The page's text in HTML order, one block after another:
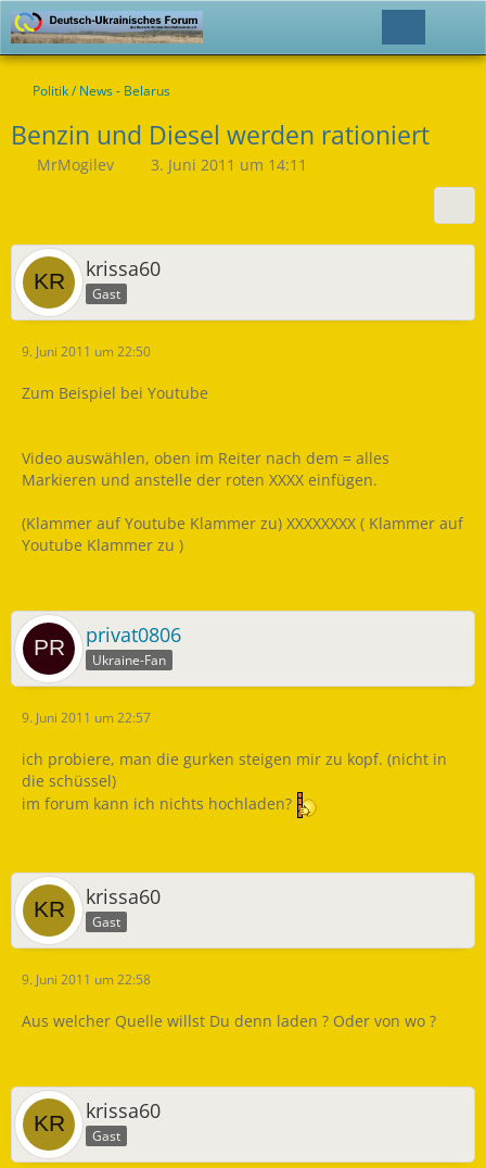
Politik / News - Belarus
Benzin und Diesel werden rationiert
MrMogilev 3. Juni 2011 um 14:11
krissa60
Gast
9. Juni 2011 um 22:50
Zum Beispiel bei Youtube
Video auswählen, oben im Reiter nach dem = alles
Markieren und anstelle der roten XXXX einfügen.
(Klammer auf Youtube Klammer zu) XXXXXXXX ( Klammer auf
Youtube Klammer zu )
privat0806
Ukraine-Fan
9. Juni 2011 um 22:57
ich probiere, man die gurken steigen mir zu kopf. (nicht in
die schüssel)
im forum kann ich nichts hochladen?
krissa60
Gast
9. Juni 2011 um 22:58
Aus welcher Quelle willst Du denn laden ? Oder von wo ?
krissa60
Gast